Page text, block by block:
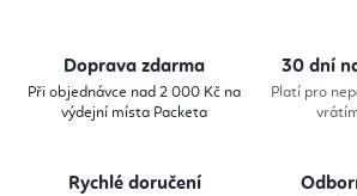
Doprava zdarma
Při objednávce nad 2 000 Kč na
výdejní místa Packeta
30 dní
Platí pro
Rychlé doručení